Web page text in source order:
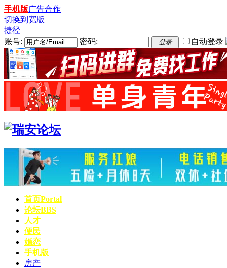
手机版广告合作
切换到宽版
捷径
账号:
密码: 登录 自动登录
首页Portal
论坛BBS
人才
便民
婚恋
手机版
房产